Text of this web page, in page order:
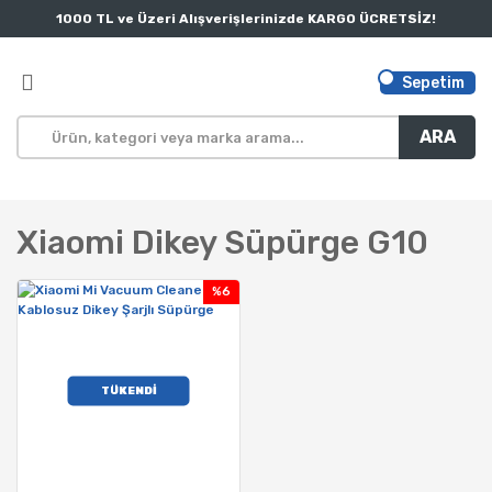
1000 TL ve Üzeri Alışverişlerinizde KARGO ÜCRETSİZ!
ARA
Sepetim
Xiaomi Dikey Süpürge G10
TÜKENDİ
%6